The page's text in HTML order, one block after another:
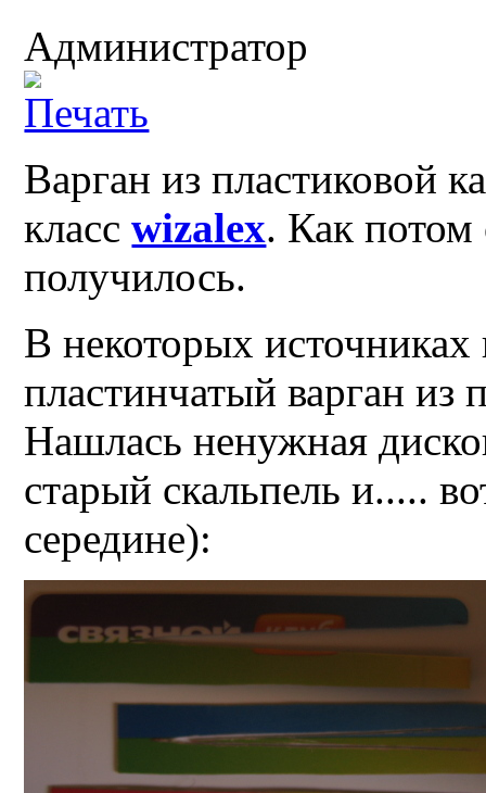
Администратор
Варган из пластиковой
классwizalex. Как потом
получилось.
В некоторых
пластинчатый варган из
Нашлась ненужная
старый скальпель и.....
середине):